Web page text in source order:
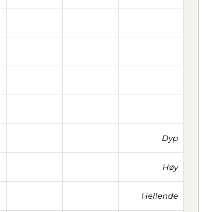
Dyp
Høy
Hellende